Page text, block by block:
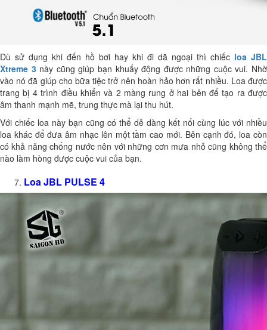
Dù sử dụng khi đến hồ bơi hay khi đi dã ngoại thì chiếc loa JBL
Xtreme 3này cũng giúp bạn khuấy động được những cuộc vui. Nhờ
vào nó đã giúp cho bữa tiệc trở nên hoàn hảo hơn rất nhiều. Loa được
trang bị 4 trình điều khiển và 2 màng rung ở hai bên để tạo ra được
âm thanh mạnh mẽ, trung thực mà lại thu hút.
Với chiếc loa này bạn cũng có thể dễ dàng kết nối cùng lúc với nhiều
loa khác để đưa âm nhạc lên một tầm cao mới. Bên cạnh đó, loa còn
có khả năng chống nước nên với những cơn mưa nhỏ cũng không thể
nào làm hòng được cuộc vui của bạn.
Loa JBL PULSE 4